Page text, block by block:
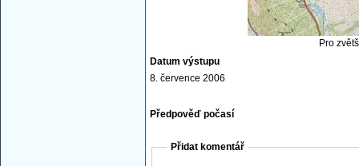
Pro
Datum výstupu
8. července 2006
Předpověď počasí
Přidat komentář